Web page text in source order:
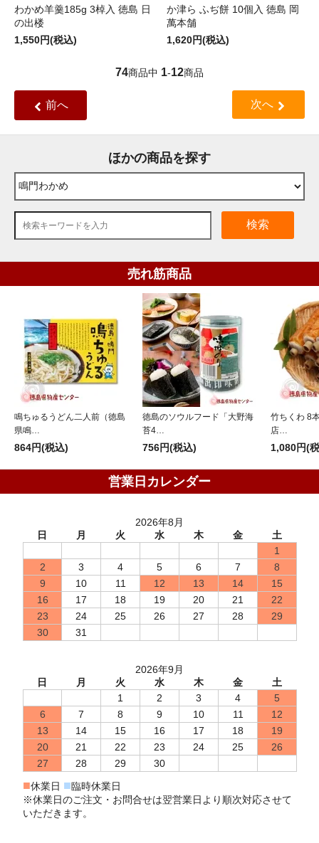
わかめ羊羹185g 3棹入 徳島 日
の出楼
1,550円(税込)
か津ら ふぢ餅 10個入 徳島 岡
萬本舗
1,620円(税込)
74商品中 1-12商品
前へ 次へ
ほかの商品を探す
検索
売れ筋商品
鳴ちゅるうどん二人前（徳島
県鳴…
864円(税込)
徳島のソウルフード「大野海
苔4…
756円(税込)
竹ちくわ 8
店…
1,080円(
営業日カレンダー
2026年8月
日
月 火 水 木 金
土
1
2
3 4 5 6 7
8
9
10 11 12 13 14
15
16
17 18 19 20 21
22
23
24 25 26 27 28
29
30
31
2026年9月
日
月 火 水 木 金
土
1
2 3 4
5
6
7 8 9 10 11
12
13
14 15 16 17 18
19
20
21 22 23 24 25
26
27
28 29 30
■休業日 ■臨時休業日
※休業日のご注文・お問合せは翌営業日より順次対応させて
いただきます。